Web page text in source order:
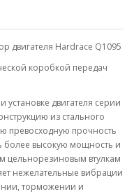
двигателя Hardrace Q1095
коробкой передач
двигателя серии
из стального
превосходную прочность
более высокую мощность и
цельнорезиновым втулкам
нежелательные вибрации
торможении и